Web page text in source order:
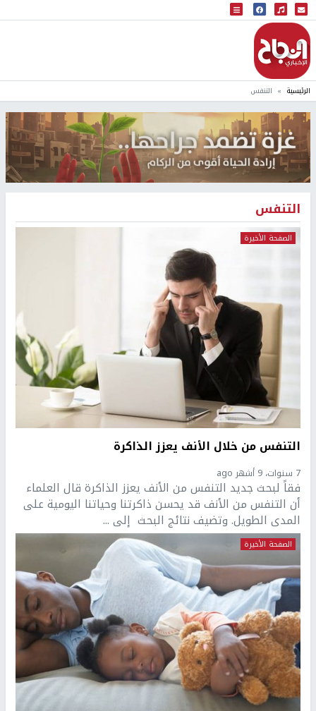
البث المباشر
إذاعة النجاح
الرئيسية التنفس
التنفس
الصفحة الأخيرة
التنفس من خلال الأنف يعزز الذاكرة
7 سنوات، 9 أشهر ago
فقاً لبحث جديد التنفس من الأنف يعزز الذاكرة قال العلماء
أن التنفس من الأنف قد يحسن ذاكرتنا وحياتنا اليومية على
المدى الطويل. وتضيف نتائج البحث إلى ...
الصفحة الأخيرة